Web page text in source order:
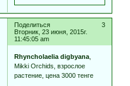
Поделиться
3
Вторник, 23 июня, 2015г.
11:45:05 am
Rhyncholaelia digbyana
Mikki Orchids, взрослое
растение, цена 3000 тенге